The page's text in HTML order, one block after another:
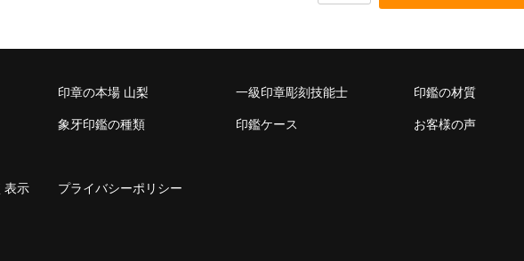
印章の本場 山梨 一級印章彫刻技能士 印鑑の材質
象牙印鑑の種類 印鑑ケース お客様の声
表示 プライバシーポリシー